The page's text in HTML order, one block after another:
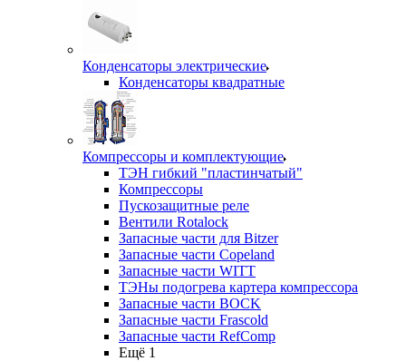
Конденсаторы электрические
Конденсаторы квадратные
Компрессоры и комплектующие
ТЭН гибкий "пластинчатый"
Компрессоры
Пускозащитные реле
Вентили Rotalock
Запасные части для Bitzer
Запасные части Copeland
Запасные части WITT
ТЭНы подогрева картера компрессора
Запасные части BOCK
Запасные части Frascold
Запасные части RefComp
Ещё 1